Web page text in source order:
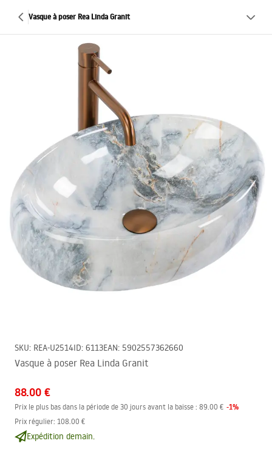
Vasque à poser Rea Linda Granit
SKU: REA-U2514ID: 6113EAN: 5902557362660
Vasque à poser Rea Linda Granit
88.00 €
Prix le plus bas dans la période de 30 jours avant la baisse : 89.00 € -1%
Prix régulier: 108.00 €
Expédition demain.